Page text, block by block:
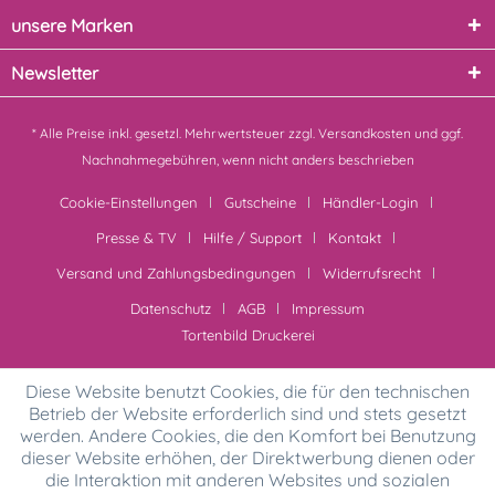
unsere Marken
Newsletter
* Alle Preise inkl. gesetzl. Mehrwertsteuer zzgl. Versandkosten und ggf.
Nachnahmegebühren, wenn nicht anders beschrieben
Cookie-Einstellungen Gutscheine
Händler-Login
Presse & TV
Hilfe / Support
Kontakt
Versand und Zahlungsbedingungen
Widerrufsrecht
Datenschutz
AGB
Impressum
Tortenbild Druckerei
Diese Website benutzt Cookies, die für den technischen
Betrieb der Website erforderlich sind und stets gesetzt
werden. Andere Cookies, die den Komfort bei Benutzung
dieser Website erhöhen, der Direktwerbung dienen oder
die Interaktion mit anderen Websites und sozialen